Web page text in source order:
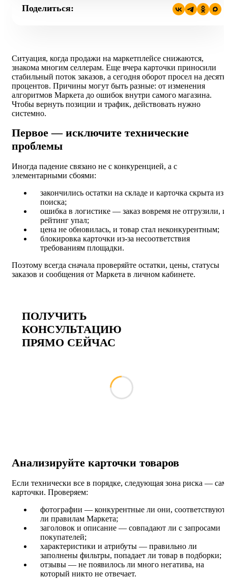
Ситуация, когда продажи на маркетплейсе снижаются,
знакома многим селлерам. Еще вчера карточки приносили
стабильный поток заказов, а сегодня оборот просел на
процентов. Причины могут быть разные: от изменения
алгоритмов Маркета до ошибок внутри самого магазина.
Чтобы вернуть позиции и трафик, действовать нужно
системно.
Первое — исключите технические
проблемы
Иногда падение связано не с конкуренцией, а с
элементарными сбоями:
закончились остатки на складе и карточка скрыта из
поиска;
ошибка в логистике — заказ вовремя не отгрузили, и
рейтинг упал;
цена не обновилась, и товар стал неконкурентным;
блокировка карточки из-за несоответствия
требованиям площадки.
Поэтому всегда сначала проверяйте остатки, цены, статусы
заказов и сообщения от Маркета в личном кабинете.
ПОЛУЧИТЬ
КОНСУЛЬТАЦИЮ
ПРЯМО СЕЙЧАС
Анализируйте карточки товаров
Если технически все в порядке, следующая зона риска —
карточки. Проверяем:
фотографии — конкурентные ли они, соответствуют
ли правилам Маркета;
заголовок и описание — совпадают ли с запросами
покупателей;
характеристики и атрибуты — правильно ли
заполнены фильтры, попадает ли товар в подборки;
отзывы — не появилось ли много негатива, на
который никто не отвечает.
Поделиться: